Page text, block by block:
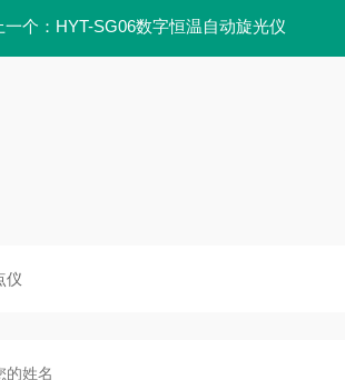
一个： HYT-SG06数字恒温自动旋光仪